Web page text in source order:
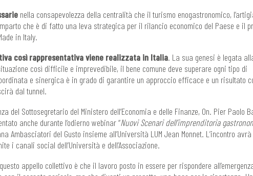
nella consapevolezza della centralità che il turismo enogastronomico,
che è di fatto una leva strategica per il rilancio economico del Paese e il
in Italy.
così rappresentativa viene realizzata in Italia. La sua genesi è legata
così difficile e imprevedibile, il bene comune deve superare ogni tipo di
e sinergica è in grado di garantire un approccio efficace e un risultato
dal tunnel.
del Sottosegretario del Ministero dell’Economia e delle Finanze, On. Pier Paolo
anche durante l’odierno webinar “Nuovi Scenari dell’imprenditoria
Ambasciatori del Gusto insieme all’Università LUM Jean Monnet. L’incontro
i canali social dell’Università e dell’Associazione.
appello collettivo è che il lavoro posto in essere per rispondere